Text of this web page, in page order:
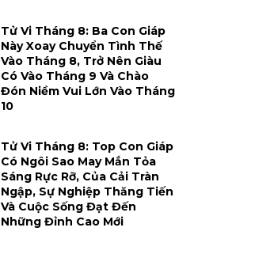
Tử Vi Tháng 8: Ba Con Giáp
Này Xoay Chuyển Tình Thế
Vào Tháng 8, Trở Nên Giàu
Có Vào Tháng 9 Và Chào
Đón Niềm Vui Lớn Vào Tháng
10
Tử Vi Tháng 8: Top Con Giáp
Có Ngôi Sao May Mắn Tỏa
Sáng Rực Rỡ, Của Cải Tràn
Ngập, Sự Nghiệp Thăng Tiến
Và Cuộc Sống Đạt Đến
Những Đỉnh Cao Mới